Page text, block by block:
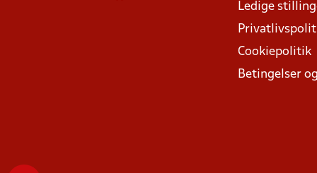
Ledige
Cookiepolitik
Betingelser